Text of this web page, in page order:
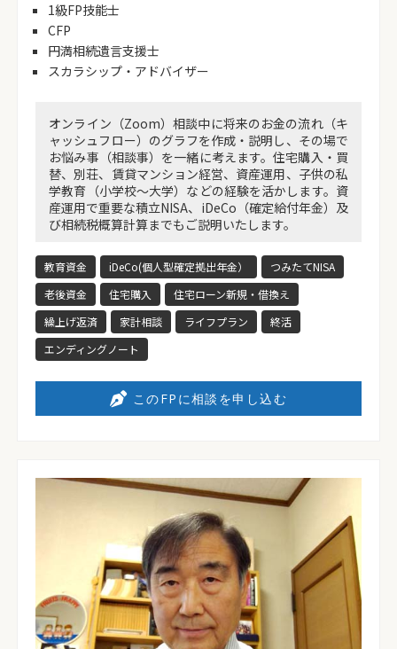
1級FP技能士
CFP
円満相続遺言支援士
スカラシップ・アドバイザー
オンライン（Zoom）相談中に将来のお金の流れ（キ
ャッシュフロー）のグラフを作成・説明し、その場で
お悩み事（相談事）を一緒に考えます。住宅購入・買
替、別荘、賃貸マンション経営、資産運用、子供の私
学教育（小学校～大学）などの経験を活かします。資
産運用で重要な積立NISA、iDeCo（確定給付年金）及
び相続税概算計算までもご説明いたします。
教育資金 iDeCo(個人型確定拠出年金）
つみたてNISA
老後資金
住宅購入
住宅ローン新規・借換え
繰上げ返済
家計相談 ライフプラン
終活
エンディングノート
このFPに相談を申し込む